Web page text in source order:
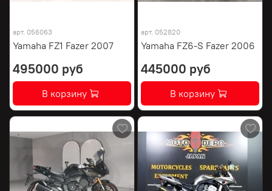
арт. 056063
Yamaha FZ1 Fazer 2007
495000 руб
В корзину
арт. 052820
Yamaha FZ6-S Fazer 2006
445000 руб
В корзину